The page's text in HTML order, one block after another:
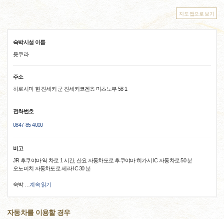
지도 앱으로 보기
숙박시설 이름
윳쿠라
주소
히로시마 현 진세키 군 진세키코겐쵸 미츠노부 58-1
전화번호
0847-85-4000
비고
JR 후쿠야마 역 차로 1 시간, 산요 자동차도로 후쿠야마 히가시 IC 자동차로 50 분
오노미치 자동차도로 세라 IC 30 분
숙박 계속 읽기
자동차를 이용할 경우